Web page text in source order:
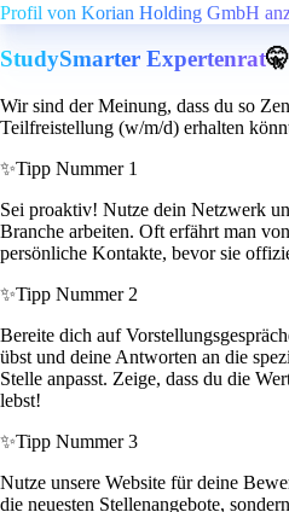
Profil von Korian Holding GmbH
StudySmarter Expertenrat🤫
Wir sind der Meinung, dass du so
Teilfreistellung (w/m/d) erhalten
✨Tipp Nummer 1
Sei proaktiv! Nutze dein Netzwerk
Branche arbeiten. Oft erfährt man
persönliche Kontakte, bevor sie
✨Tipp Nummer 2
Bereite dich auf
übst und deine Antworten an die
Stelle anpasst. Zeige, dass du die
lebst!
✨Tipp Nummer 3
Nutze unsere Website für deine
die neuesten Stellenangebote,